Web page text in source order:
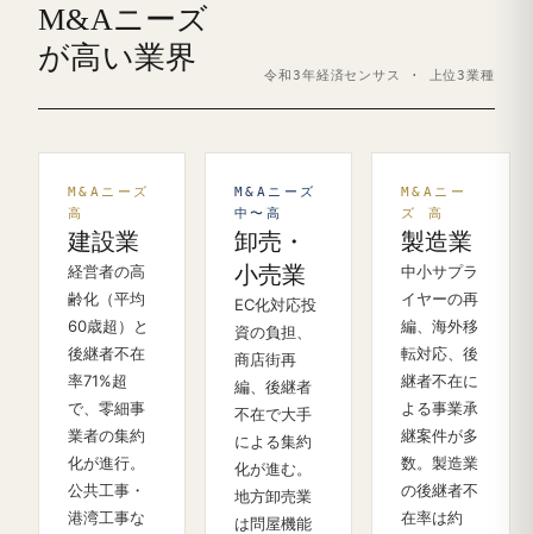
M&Aニーズ
が高い業界
令和3年経済センサス · 上位3業種
M&Aニーズ
高
建設業
経営者の高
齢化（平均
60歳超）と
後継者不在
率71%超
で、零細事
業者の集約
化が進行。
公共工事・
港湾工事な
M&Aニーズ
中〜高
卸売・
小売業
EC化対応投
資の負担、
商店街再
編、後継者
不在で大手
による集約
化が進む。
地方卸売業
は問屋機能
M&Aニー
ズ 高
製造業
中小サプラ
イヤーの再
編、海外移
転対応、後
継者不在に
よる事業承
継案件が多
数。製造業
の後継者不
在率は約